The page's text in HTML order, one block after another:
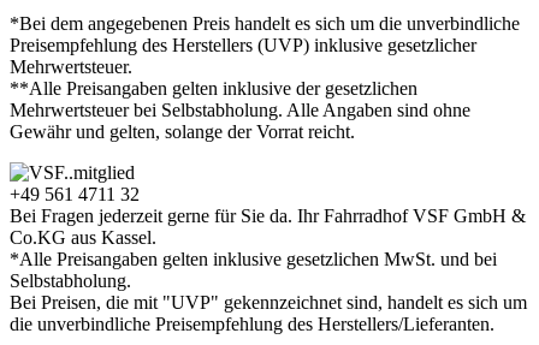
*Bei dem angegebenen Preis handelt es sich um die unverbindliche
Preisempfehlung des Herstellers (UVP) inklusive gesetzlicher
Mehrwertsteuer.
**Alle Preisangaben gelten inklusive der gesetzlichen
Mehrwertsteuer bei Selbstabholung. Alle Angaben sind ohne
Gewähr und gelten, solange der Vorrat reicht.
+49 561 4711 32
Bei Fragen jederzeit gerne für Sie da. Ihr Fahrradhof VSF GmbH &
Co.KG aus Kassel.
*Alle Preisangaben gelten inklusive gesetzlichen MwSt. und bei
Selbstabholung.
Bei Preisen, die mit "UVP" gekennzeichnet sind, handelt es sich um
die unverbindliche Preisempfehlung des Herstellers/Lieferanten.